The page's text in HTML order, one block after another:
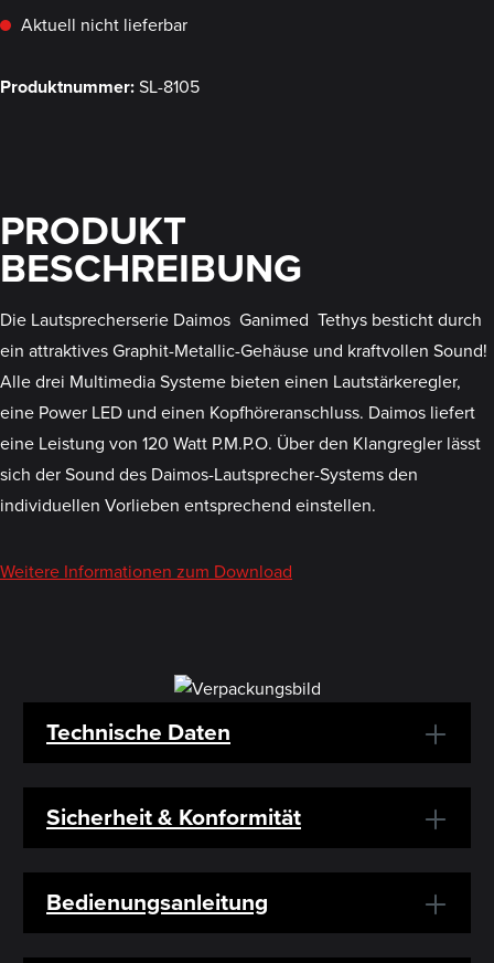
Aktuell nicht lieferbar
Produktnummer:SL-8105
PRODUKT
BESCHREIBUNG
Die Lautsprecherserie Daimos  Ganimed  Tethys besticht durch
ein attraktives Graphit-Metallic-Gehäuse und kraftvollen Sound!
Alle drei Multimedia Systeme bieten einen Lautstärkeregler,
eine Power LED und einen Kopfhöreranschluss. Daimos liefert
eine Leistung von 120 Watt P.M.P.O. Über den Klangregler lässt
sich der Sound des Daimos-Lautsprecher-Systems den
individuellen Vorlieben entsprechend einstellen.
Weitere Informationen zum Download
Technische Daten
Sicherheit & Konformität
Bedienungsanleitung